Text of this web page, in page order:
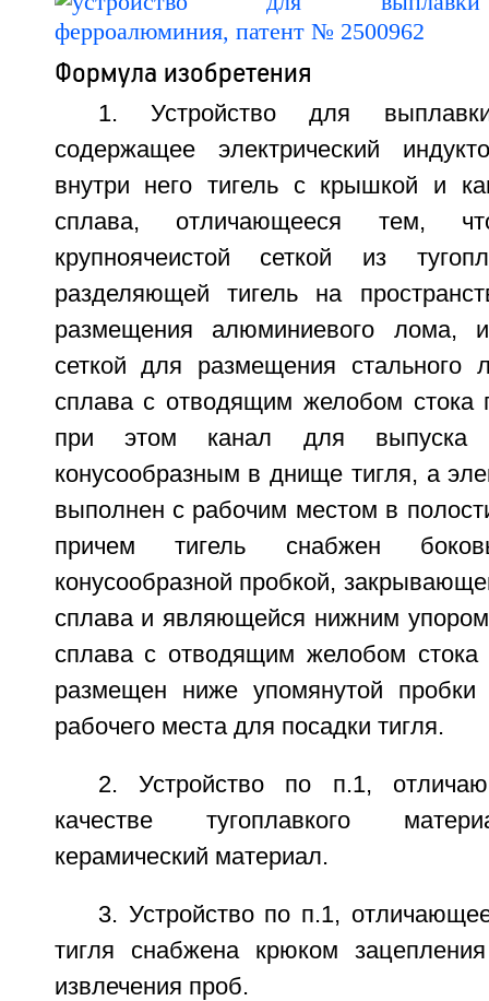
Формула изобретения
1. Устройство для
содержащее электрический
внутри него тигель с крышкой и
сплава, отличающееся тем,
крупноячеистой сеткой из
разделяющей тигель на
размещения алюминиевого лома,
сеткой для размещения стального
сплава с отводящим желобом стока
при этом канал для выпуска
конусообразным в днище тигля, а
выполнен с рабочим местом в
причем тигель снабжен
конусообразной пробкой,
сплава и являющейся нижним
сплава с отводящим желобом стока
размещен ниже упомянутой
рабочего места для посадки тигля.
2. Устройство по п.1,
качестве тугоплавкого
керамический материал.
3. Устройство по п.1,
тигля снабжена крюком
извлечения проб.